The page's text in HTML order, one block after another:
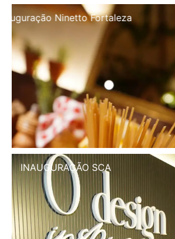
Inauguração Illa Café
INAUGURAÇÃO SCA